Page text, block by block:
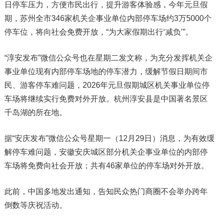
日停车压力，方便市民出行，提升游客体验感，今年元旦假
期，苏州全市346家机关企事业单位内部停车场约3万5000个
停车位，将向社会免费开放，“为大家假期出行‘减负’”。
“淳安发布”微信公众号也在星期二发文称，为充分发挥机关企
事业单位现有内部停车场地的停车潜力，缓解节假日期间市
民、游客停车难问题，2026年元旦假期城区机关事业单位停
车场将继续实行免费对外开放。杭州淳安县是中国著名景区
千岛湖的所在地。
据“安庆发布”微信公众号星期一（12月29日）消息，为有效缓
解停车难问题，安徽安庆城区部分机关企事业单位的内部停
车场将免费向社会开放；共有46家单位的停车场对外开放。
此前，中国多地发出通知，告知民众热门商圈不会举办跨年
倒数等庆祝活动。